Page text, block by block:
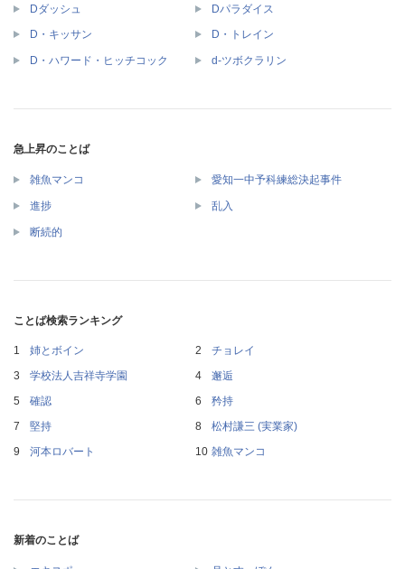
Dダッシュ Dパラダイス
D・キッサン D・トレイン
D・ハワード・ヒッチコック d-ツボクラリン
急上昇のことば
雑魚マンコ 愛知一中予科練総決起事件
進捗 乱入
断続的
ことば検索ランキング
姉とボイン
チョレイ
学校法人吉祥寺学園
邂逅
確認
矜持
堅持
松村謙三 (実業家)
河本ロバート
雑魚マンコ
新着のことば